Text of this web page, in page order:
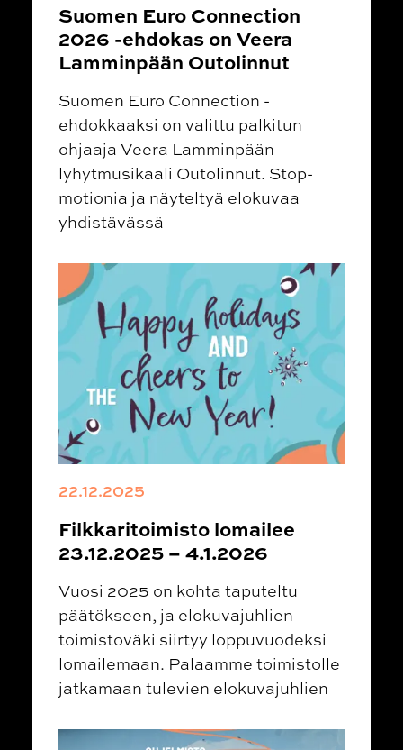
Suomen Euro Connection
2026 -ehdokas on Veera
Lamminpään Outolinnut
Suomen Euro Connection -
ehdokkaaksi on valittu palkitun
ohjaaja Veera Lamminpään
lyhytmusikaali Outolinnut. Stop-
motionia ja näyteltyä elokuvaa
yhdistävässä
22.12.2025
Filkkaritoimisto lomailee
23.12.2025 – 4.1.2026
Vuosi 2025 on kohta taputeltu
päätökseen, ja elokuvajuhlien
toimistoväki siirtyy loppuvuodeksi
lomailemaan. Palaamme toimistolle
jatkamaan tulevien elokuvajuhlien